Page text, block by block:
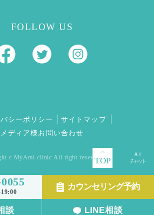
TOP
カウンセリング予約
談 LINE相談
FOLLOW US
シーポリシー
サイトマップ
メディア様お問い合わせ
c MyAmi clinic All right reserved.